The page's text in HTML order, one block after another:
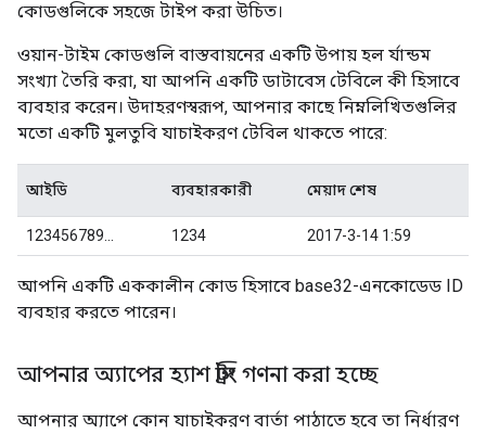
কোডগুলিকে সহজে টাইপ করা উচিত।
ওয়ান-টাইম কোডগুলি বাস্তবায়নের একটি উপায় হল র্যান্ডম
সংখ্যা তৈরি করা, যা আপনি একটি ডাটাবেস টেবিলে কী হিসাবে
ব্যবহার করেন। উদাহরণস্বরূপ, আপনার কাছে নিম্নলিখিতগুলির
মতো একটি মুলতুবি যাচাইকরণ টেবিল থাকতে পারে:
আইডি ব্যবহারকারী মেয়াদ শেষ
123456789... 1234 2017-3-14 1:59
আপনি একটি এককালীন কোড হিসাবে base32-এনকোডেড ID
ব্যবহার করতে পারেন।
আপনার অ্যাপের হ্যাশ স্ট্রিং গণনা করা হচ্ছে
আপনার অ্যাপে কোন যাচাইকরণ বার্তা পাঠাতে হবে তা নির্ধারণ